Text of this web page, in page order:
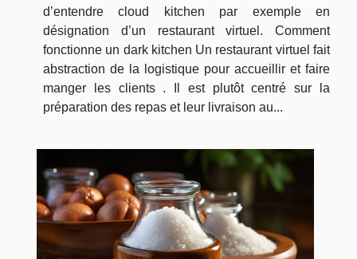
d’entendre cloud kitchen par exemple en
désignation d’un restaurant virtuel. Comment
fonctionne un dark kitchen Un restaurant virtuel fait
abstraction de la logistique pour accueillir et faire
manger les clients . Il est plutôt centré sur la
préparation des repas et leur livraison au...